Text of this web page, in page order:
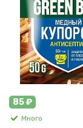
85 ₽
Много